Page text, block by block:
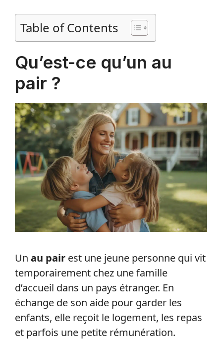
Table of Contents
Qu’est-ce qu’un au
pair ?
Un au pair est une jeune personne qui vit
temporairement chez une famille
d’accueil dans un pays étranger. En
échange de son aide pour garder les
enfants, elle reçoit le logement, les repas
et parfois une petite rémunération.